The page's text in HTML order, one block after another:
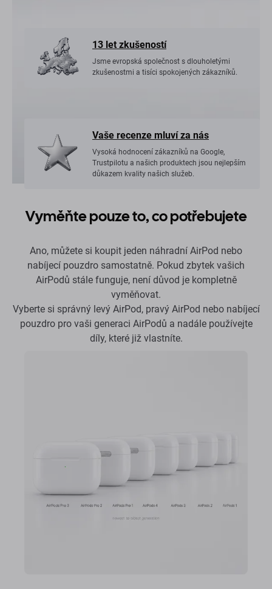
13 let zkušeností
Jsme evropská společnost s dlouholetými
zkušenostmi a tisíci spokojených zákazníků.
Vaše recenze mluví za nás
Vysoká hodnocení zákazníků na Google,
Trustpilotu a našich produktech jsou nejlepším
důkazem kvality našich služeb.
Vyměňte pouze to, co potřebujete
Ano, můžete si koupit jeden náhradní AirPod nebo
nabíjecí pouzdro samostatně. Pokud zbytek vašich
AirPodů stále funguje, není důvod je kompletně
vyměňovat.
Vyberte si správný levý AirPod, pravý AirPod nebo nabíjecí
pouzdro pro vaši generaci AirPodů a nadále používejte
díly, které již vlastníte.